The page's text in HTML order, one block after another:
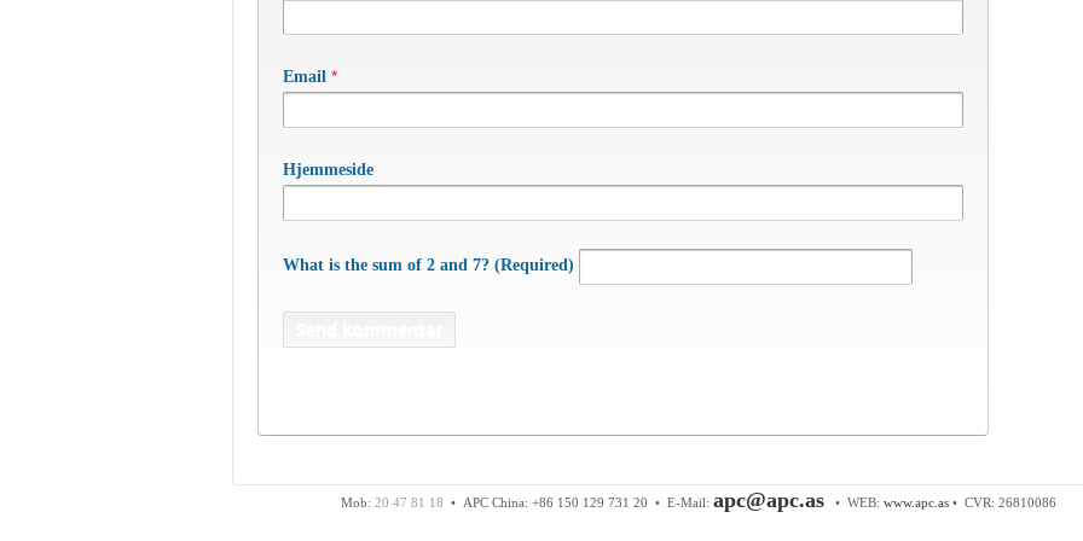
Email *
Hjemmeside
What is the sum of 2 and 7? (Required)
Mob: 20 47 81 18 • APC China: +86 150 129 731 20 • E-Mail: apc@apc.as • WEB: www.apc.as • CVR: 26810086